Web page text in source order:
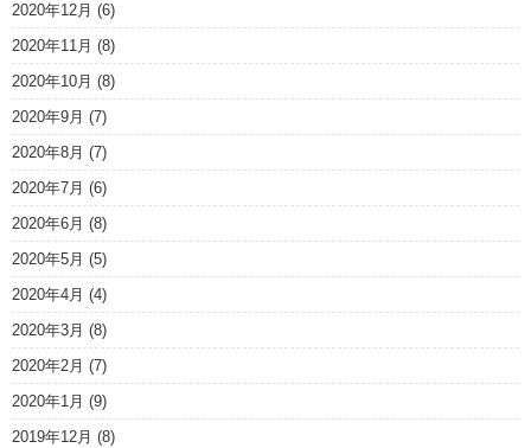
2020年12月 (6)
2020年11月 (8)
2020年10月 (8)
2020年9月 (7)
2020年8月 (7)
2020年7月 (6)
2020年6月 (8)
2020年5月 (5)
2020年4月 (4)
2020年3月 (8)
2020年2月 (7)
2020年1月 (9)
2019年12月 (8)